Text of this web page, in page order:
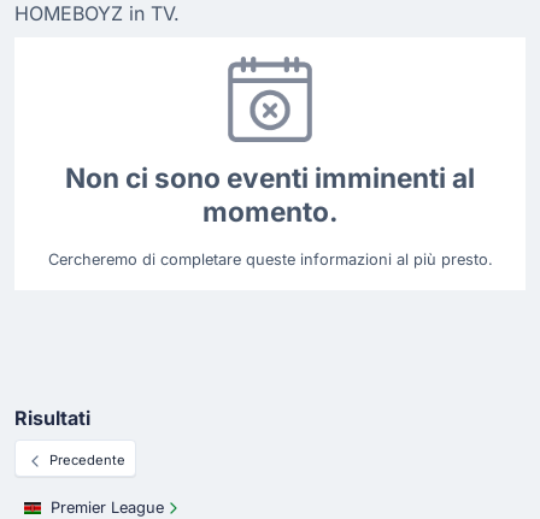
HOMEBOYZ in TV.
Non ci sono eventi imminenti al
momento.
Cercheremo di completare queste informazioni al più presto.
Risultati
Precedente
Premier League